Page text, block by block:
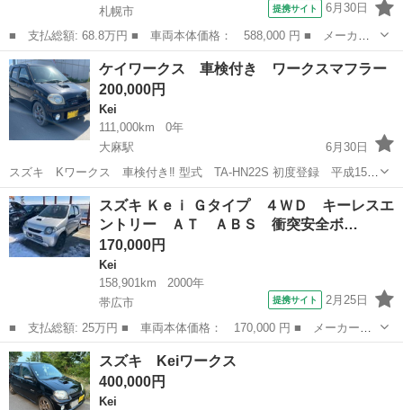
札幌市
提携サイト 6月30日
■ 支払総額: 68.8万円 ■ 車両本体価格： 588,000 円 ■ メーカー
名： スズキ ■ 車種名： Ｋｅｉワークス ■ グレード名： ベー
スグレード ４ＷＤ ５速マニュアル 最終型後期 赤黒レカロシー
ト 禁煙車 ...
北海道 札幌市 Kei
ケイワークス 車検付き ワークスマフラー
200,000円
Kei
111,000km
0年
大麻駅
6月30日
スズキ Kワークス 車検付き‼️ 型式 TA-HN22S 初度登録 平成15年
AT車 車検 令和8年10月22日 買取車になりますので基本的にはノーチ
ェックです！ 車検までの足に！ 次回の車検取れるかとかその辺の質...
北海道 札幌市 大麻駅
スズキ Ｋｅｉ Ｇタイプ ４ＷＤ キーレスエ
ントリー ＡＴ ＡＢＳ 衝突安全ボ…
170,000円
Kei
158,901km
2000年
帯広市
提携サイト 2月25日
■ 支払総額: 25万円 ■ 車両本体価格： 170,000 円 ■ メーカー
名： スズキ ■ 車種名： Ｋｅｉ ■ グレード名： Ｇタイプ ４
ＷＤ キーレスエントリー ＡＴ ＡＢＳ 衝突安全ボディ エアコ
ン パワーステア...
北海道 帯広市 Kei
スズキ Keiワークス
400,000円
Kei